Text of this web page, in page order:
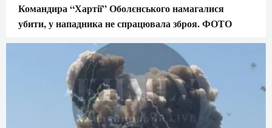
Командира “Хартії” Оболєнського намагалися
убити, у нападника не спрацювала зброя. ФОТО